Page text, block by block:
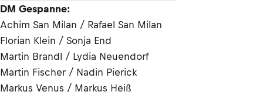
DM Gespanne:
Achim San Milan / Rafael San Milan
Florian Klein / Sonja End
Martin Brandl / Lydia Neuendorf
Martin Fischer / Nadin Pierick
Markus Venus / Markus Heiß